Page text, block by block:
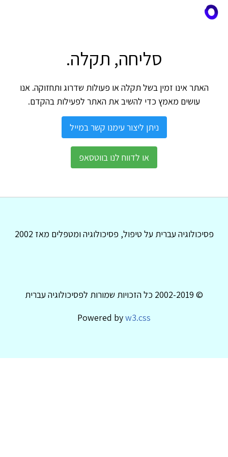
סליחה, תקלה.
האתר אינו זמין בשל תקלה או פעולות שדרוג ותחזוקה. אנו
עושים מאמץ כדי להשיב את האתר לפעילות בהקדם.
ניתן ליצור עימנו קשר במייל
או לדווח לנו בווטסאפ
פסיכולוגיה עברית על טיפול, פסיכולוגיה ומטפלים מאז 2002
© 2002-2019 כל הזכויות שמורות לפסיכולוגיה עברית
Powered byw3.css